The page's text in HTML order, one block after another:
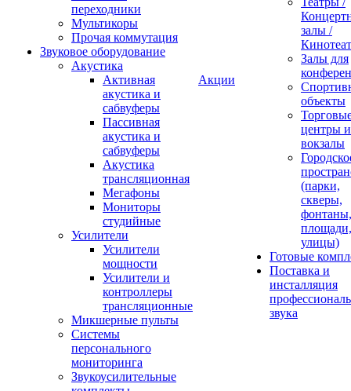
переходники
Мультикоры
Прочая коммутация
Звуковое оборудование
Акустика
Активная
акустика и
сабвуферы
Пассивная
акустика и
сабвуферы
Акустика
трансляционная
Мегафоны
Мониторы
студийные
Усилители
Усилители
мощности
Усилители и
контроллеры
трансляционные
Микшерные пульты
Системы
персонального
мониторинга
Звукоусилительные
Акции
залы /
Залы для
объекты
центры и
вокзалы
(парки,
скверы,
фонтаны,
площади,
улицы)
Готовые
Поставка и
инсталляция
звука